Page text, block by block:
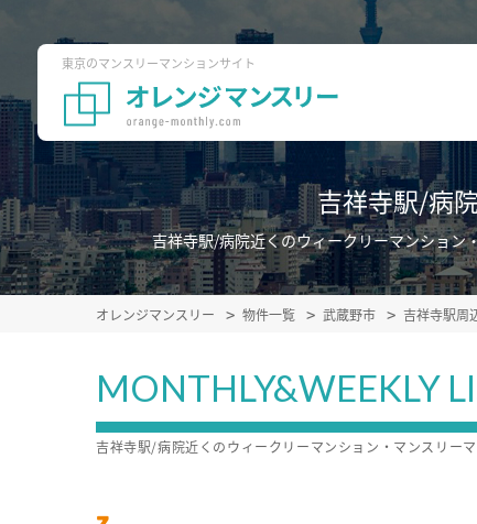
東京のマンスリーマンションサイト
吉祥寺駅/病
吉祥寺駅/病院近くのウィークリーマンション
オレンジマンスリー 物件一覧 武蔵野市 吉祥寺駅周
MONTHLY&WEEKLY
吉祥寺駅/病院近くのウィークリーマンション・マンスリー